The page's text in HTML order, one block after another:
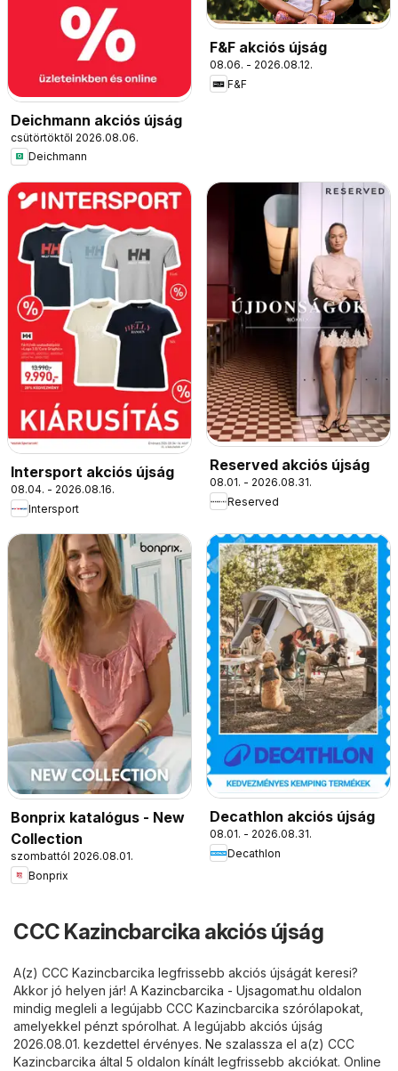
Deichmann akciós újság
csütörtöktől 2026.08.06.
Deichmann
F&F akciós újság
08.06. - 2026.08.12.
F&F
Intersport akciós újság
08.04. - 2026.08.16.
Intersport
Reserved akciós újság
08.01. - 2026.08.31.
Reserved
Bonprix katalógus - New
Collection
szombattól 2026.08.01.
Bonprix
Decathlon akciós újság
08.01. - 2026.08.31.
Decathlon
CCC Kazincbarcika akciós újság
A(z) CCC Kazincbarcika legfrissebb akciós újságát keresi?
Akkor jó helyen jár! A Kazincbarcika - Ujsagomat.hu oldalon
mindig megleli a legújabb CCC Kazincbarcika szórólapokat,
amelyekkel pénzt spórolhat. A legújabb akciós újság
2026.08.01. kezdettel érvényes. Ne szalassza el a(z) CCC
Kazincbarcika által 5 oldalon kínált legfrissebb akciókat. Online